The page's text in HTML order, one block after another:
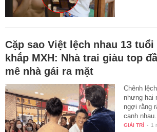
Cặp sao Việt lệch nhau 13
khắp MXH: Nhà trai giàu top
mê nhà gái ra mặt
Chênh
nhưng hai
ngợi rằng
cạnh nhau.
GIẢI TRÍ 1